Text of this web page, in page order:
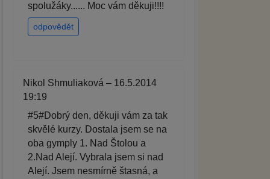
spolužáky...... Moc vám děkuji!!!!
odpovědět
Nikol Shmuliaková – 16.5.2014
19:19
#5#Dobrý den, děkuji vám za tak
skvělé kurzy. Dostala jsem se na
oba gymply 1. Nad Štolou a
2.Nad Alejí. Vybrala jsem si nad
Alejí. Jsem nesmírně štasná, a